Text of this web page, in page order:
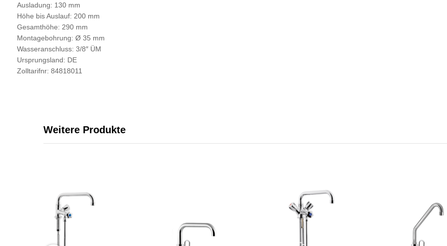
Ausladung: 130 mm
Höhe bis Auslauf: 200 mm
Gesamthöhe: 290 mm
Montagebohrung: Ø 35 mm
Wasseranschluss: 3/8″ ÜM
Ursprungsland: DE
Zolltarifnr: 84818011
Weitere Produkte